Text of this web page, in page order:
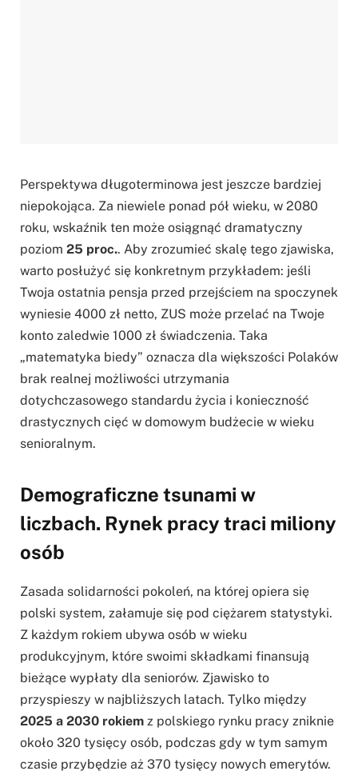
Perspektywa długoterminowa jest jeszcze bardziej
niepokojąca. Za niewiele ponad pół wieku, w 2080
roku, wskaźnik ten może osiągnąć dramatyczny
poziom 25 proc.. Aby zrozumieć skalę tego zjawiska,
warto posłużyć się konkretnym przykładem: jeśli
Twoja ostatnia pensja przed przejściem na spoczynek
wyniesie 4000 zł netto, ZUS może przelać na Twoje
konto zaledwie 1000 zł świadczenia. Taka
„matematyka biedy” oznacza dla większości Polaków
brak realnej możliwości utrzymania
dotychczasowego standardu życia i konieczność
drastycznych cięć w domowym budżecie w wieku
senioralnym.
Demograficzne tsunami w
liczbach. Rynek pracy traci miliony
osób
Zasada solidarności pokoleń, na której opiera się
polski system, załamuje się pod ciężarem statystyki.
Z każdym rokiem ubywa osób w wieku
produkcyjnym, które swoimi składkami finansują
bieżące wypłaty dla seniorów. Zjawisko to
przyspieszy w najbliższych latach. Tylko między
2025 a 2030 rokiem z polskiego rynku pracy zniknie
około 320 tysięcy osób, podczas gdy w tym samym
czasie przybędzie aż 370 tysięcy nowych emerytów.